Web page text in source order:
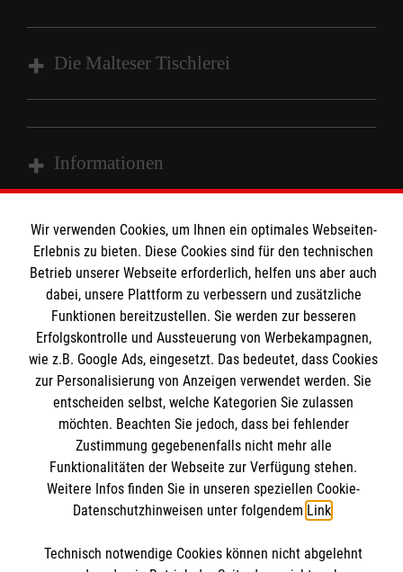
Die Malteser Tischlerei
Über uns
Ausbildung
Informationen
Kontakt
Impressum
Datenschutz
Compliance
Malteser
Malteser Werke
Malteser Werke Jugend & Soziales
Jobs in der Jugendhilfe
Kontakt
Malteser Werke gGmbH
Lehr- und Trainingstischlerei
Am Maximilianpark 3
59071 Hamm
Tel:02381 - 81531
Wir verwenden Cookies, um Ihnen ein optimales Webseiten-
Erlebnis zu bieten. Diese Cookies sind für den technischen
Betrieb unserer Webseite erforderlich, helfen uns aber auch
dabei, unsere Plattform zu verbessern und zusätzliche
Funktionen bereitzustellen. Sie werden zur besseren
Erfolgskontrolle und Aussteuerung von Werbekampagnen,
wie z.B. Google Ads, eingesetzt. Das bedeutet, dass Cookies
zur Personalisierung von Anzeigen verwendet werden. Sie
entscheiden selbst, welche Kategorien Sie zulassen
möchten. Beachten Sie jedoch, dass bei fehlender
Zustimmung gegebenenfalls nicht mehr alle
Funktionalitäten der Webseite zur Verfügung stehen.
Weitere Infos finden Sie in unseren speziellen Cookie-
Datenschutzhinweisen unter folgendem Link.
Technisch notwendige Cookies können nicht abgelehnt